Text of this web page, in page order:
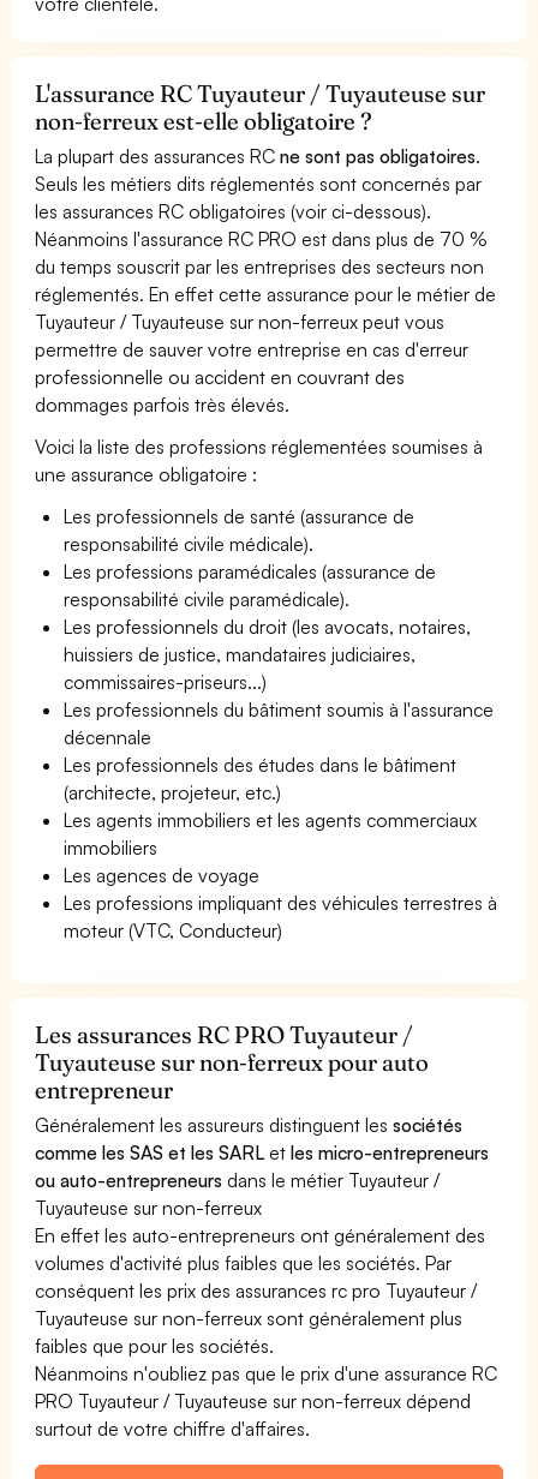
L'assurance RC Tuyauteur / Tuyauteuse sur
non-ferreux est-elle obligatoire ?
La plupart des assurances RCne sont pas obligatoires.
Seuls les métiers dits réglementés sont concernés par
les assurances RC obligatoires (voir ci-dessous).
Néanmoins l'assurance RC PRO est dans plus de 70 %
du temps souscrit par les entreprises des secteurs non
réglementés. En effet cette assurance pour le métier de
Tuyauteur / Tuyauteuse sur non-ferreux peut vous
permettre de sauver votre entreprise en cas d'erreur
professionnelle ou accident en couvrant des
dommages parfois très élevés.
Voici la liste des professions réglementées soumises à
une assurance obligatoire :
Les professionnels de santé (assurance de
responsabilité civile médicale).
Les professions paramédicales (assurance de
responsabilité civile paramédicale).
Les professionnels du droit (les avocats, notaires,
huissiers de justice, mandataires judiciaires,
commissaires-priseurs...)
Les professionnels du bâtiment soumis à l'assurance
décennale
Les professionnels des études dans le bâtiment
(architecte, projeteur, etc.)
Les agents immobiliers et les agents commerciaux
immobiliers
Les agences de voyage
Les professions impliquant des véhicules terrestres à
moteur (VTC, Conducteur)
Les assurances RC PRO Tuyauteur /
Tuyauteuse sur non-ferreux pour auto
entrepreneur
Généralement les assureurs distinguent lessociétés
comme les SAS et les SARL etles micro-entrepreneurs
ou auto-entrepreneurs dans le métier Tuyauteur /
Tuyauteuse sur non-ferreux
En effet les auto-entrepreneurs ont généralement des
volumes d'activité plus faibles que les sociétés. Par
conséquent les prix des assurances rc pro Tuyauteur /
Tuyauteuse sur non-ferreux sont généralement plus
faibles que pour les sociétés.
Néanmoins n'oubliez pas que le prix d'une assurance RC
PRO Tuyauteur / Tuyauteuse sur non-ferreux dépend
surtout de votre chiffre d'affaires.